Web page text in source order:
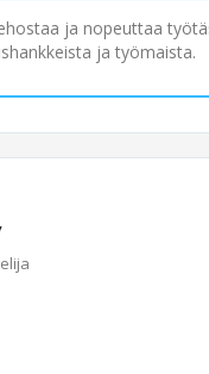
ja nopeuttaa
ja työmaista.